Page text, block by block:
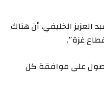
العزيز الخليفي، أن هناك
غزة”.
على موافقة كل